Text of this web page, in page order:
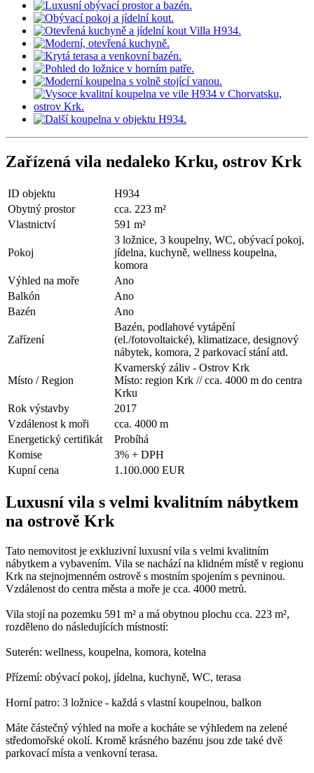
Zařízená vila nedaleko Krku, ostrov Krk
ID objektu
H934
Obytný prostor
cca. 223 m²
Vlastnictví
591 m²
Pokoj
3 ložnice, 3 koupelny, WC, obývací pokoj,
jídelna, kuchyně, wellness koupelna,
komora
Výhled na moře
Ano
Balkón
Ano
Bazén
Ano
Zařízení
Bazén, podlahové vytápění
(el./fotovoltaické), klimatizace, designový
nábytek, komora, 2 parkovací stání atd.
Místo / Region
Kvarnerský záliv - Ostrov Krk
Místo: region Krk // cca. 4000 m do centra
Krku
Rok výstavby
2017
Vzdálenost k moři
cca. 4000 m
Energetický certifikát
Probíhá
Komise
3% + DPH
Kupní cena
1.100.000 EUR
Luxusní vila s velmi kvalitním nábytkem
na ostrově Krk
Tato nemovitost je exkluzivní luxusní vila s velmi kvalitním
nábytkem a vybavením. Vila se nachází na klidném místě v regionu
Krk na stejnojmenném ostrově s mostním spojením s pevninou.
Vzdálenost do centra města a moře je cca. 4000 metrů.
Vila stojí na pozemku 591 m² a má obytnou plochu cca. 223 m²,
rozděleno do následujících místností:
Suterén: wellness, koupelna, komora, kotelna
Přízemí: obývací pokoj, jídelna, kuchyně, WC, terasa
Horní patro: 3 ložnice - každá s vlastní koupelnou, balkon
Máte částečný výhled na moře a kocháte se výhledem na zelené
středomořské okolí. Kromě krásného bazénu jsou zde také dvě
parkovací místa a venkovní terasa.